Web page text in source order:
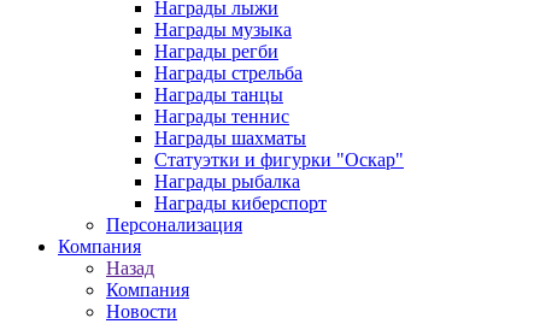
Награды лыжи
Награды музыка
Награды регби
Награды стрельба
Награды танцы
Награды теннис
Награды шахматы
Статуэтки и фигурки "Оскар"
Награды рыбалка
Награды киберспорт
Персонализация
Компания
Назад
Компания
Новости